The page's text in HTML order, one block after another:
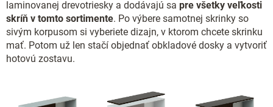
laminovanej drevotriesky a dodávajú sa pre všetky veľkosti
skríň v tomto sortimente. Po výbere samotnej skrinky so
sivým korpusom si vyberiete dizajn, v ktorom chcete skrinku
mať. Potom už len stačí objednať obkladové dosky a vytvoriť
hotovú zostavu.